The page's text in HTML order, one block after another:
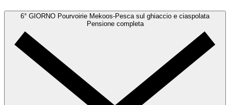
6° GIORNO Pourvoirie Mekoos-Pesca sul ghiaccio e ciaspolata
Pensione completa